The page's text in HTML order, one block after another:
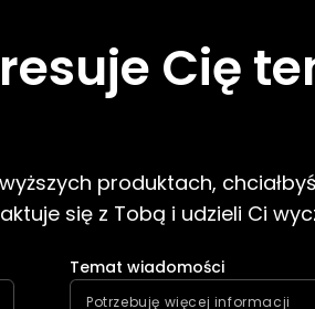
Cię
produktach,
się z Tobą i udzieli Ci
Temat wiadomości